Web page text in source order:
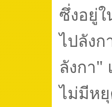
ซึ่งอยู่
ไปลัง
ลังกา"
ไม่มีห